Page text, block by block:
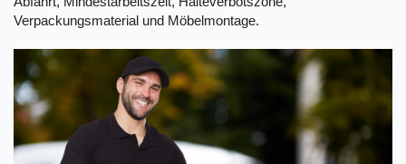
Verpackungsmaterial und Möbelmontage.